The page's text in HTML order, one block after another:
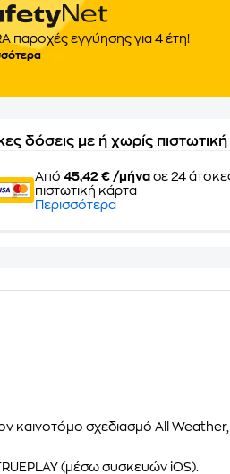
παροχές εγγύησης για 4 έτη!
δόσεις με ή χωρίς πιστωτική
Από45,42 € /μήνα σε 24
πιστωτική κάρτα
Περισσότερα
καινοτόμο σχεδιασμό All Weather,
(μέσω συσκευών iOS).